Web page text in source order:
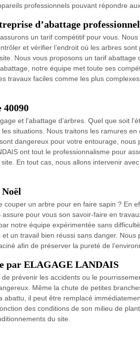
professionnels pouvant répondre
d’abattage
un tarif compétitif pour vous.
et vérifier l’endroit où les arbres
Nous vous proposons un tarif abattage
notre équipe met toute ses
travaux faciles comme les plus
40090
et l’abattage d’arbres. Quel que soit
situations. Nous traitons les ramures
dangereux pour votre entourage, nous
ont tout le professionnalisme pour
En tout cas, nous allons intervenir
un arbre pour en faire sapin ? En
pour vous son savoir-faire en
notre équipe expérimentée sans
un travail bien réussi sans danger. Nous
afin de préserver la pureté de
par ELAGAGE LANDAIS
prévenir les accidents ou le
Même la chute de petites
il peut être remplacé
des conditions de son milieu de
du site.